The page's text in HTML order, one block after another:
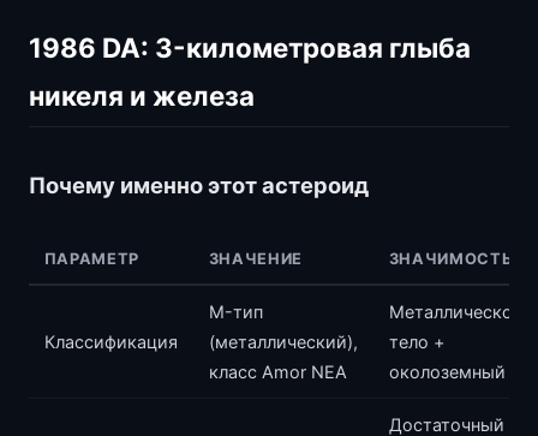
1986 DA: 3-километровая глыба
никеля и железа
Почему именно этот астероид
ПАРАМЕТР ЗНАЧЕНИЕ ЗНАЧИМОСТЬ
Классификация
M-тип
(металлический),
класс Amor NEA
Металлическое
тело +
околоземный
Достаточный